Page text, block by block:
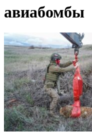
авиабомбы